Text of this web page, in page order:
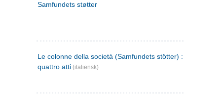
Samfundets støtter
Le colonne della società (Samfundets stötter) : commedia
quattro atti (italiensk)